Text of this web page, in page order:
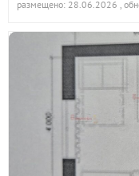
размещено: 28.06.2026 ,